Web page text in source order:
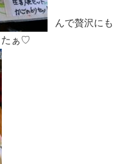
んで贅沢にも
たぁ♡